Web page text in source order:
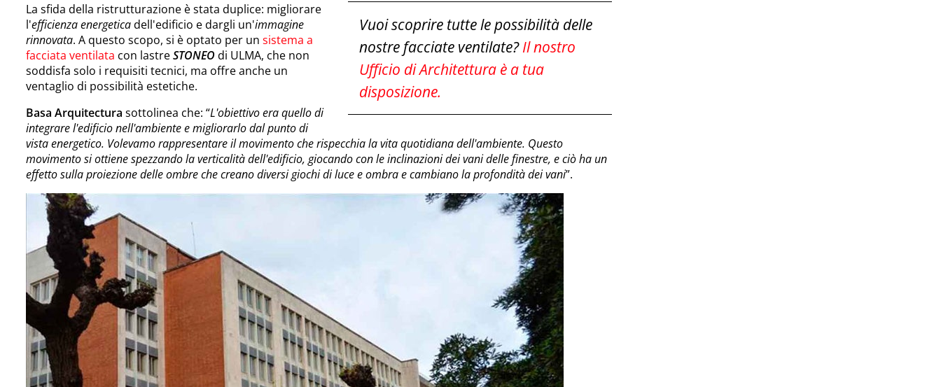
Vuoi scoprire tutte le possibilità delle
nostre facciate ventilate?Il nostro
Ufficio di Architettura è a tua
disposizione.
La sfida della ristrutturazione è stata duplice: migliorare
l'efficienza energeticadell'edificio e dargli un'immagine
rinnovata. A questo scopo, si è optato per un sistema a
facciata ventilata con lastreSTONEO di ULMA, che non
soddisfa solo i requisiti tecnici, ma offre anche un
ventaglio di possibilità estetiche.
Basa Arquitectura sottolinea che: “L'obiettivo era quello di
integrare l'edificio nell'ambiente e migliorarlo dal punto di
vista energetico. Volevamo rappresentare il movimento che rispecchia la vita quotidiana dell'ambiente. Questo
movimento si ottiene spezzando la verticalità dell'edificio, giocando con le inclinazioni dei vani delle finestre, e ciò ha un
effetto sulla proiezione delle ombre che creano diversi giochi di luce e ombra e cambiano la profondità dei vani”.